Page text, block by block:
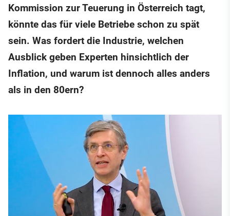
Kommission zur Teuerung in Österreich tagt,
könnte das für viele Betriebe schon zu spät
sein. Was fordert die Industrie, welchen
Ausblick geben Experten hinsichtlich der
Inflation, und warum ist dennoch alles anders
als in den 80ern?